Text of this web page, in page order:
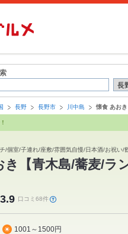
長野 長野市 川中島 懐食 あおき
/個室/子連れ/座敷/雰囲気自慢/日本酒/お祝い/
き【青木島/蕎麦/ラ
3.9 口コミ68件
1001～1500円